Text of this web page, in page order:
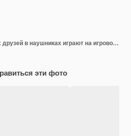
Двое подростковых друзей в наушниках играют на игровой консоли с помощью геймпадов и улыбаются
эти фото